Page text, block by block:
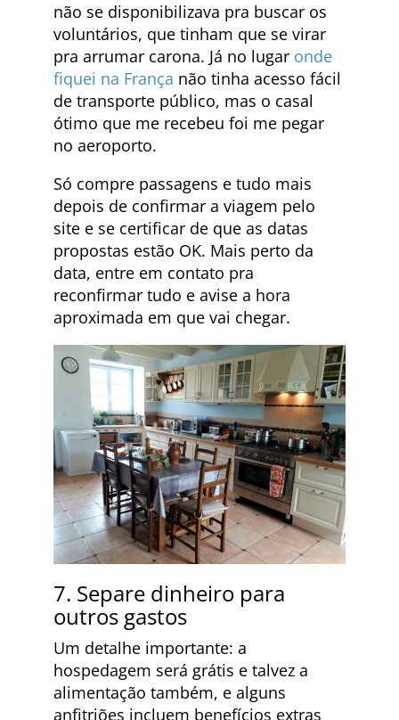
não se disponibilizava pra buscar os
voluntários, que tinham que se virar
pra arrumar carona. Já no lugar onde
fiquei na França não tinha acesso fácil
de transporte público, mas o casal
ótimo que me recebeu foi me pegar
no aeroporto.
Só compre passagens e tudo mais
depois de confirmar a viagem pelo
site e se certificar de que as datas
propostas estão OK. Mais perto da
data, entre em contato pra
reconfirmar tudo e avise a hora
aproximada em que vai chegar.
7. Separe dinheiro para
outros gastos
Um detalhe importante: a
hospedagem será grátis e talvez a
alimentação também, e alguns
anfitriões incluem benefícios extras